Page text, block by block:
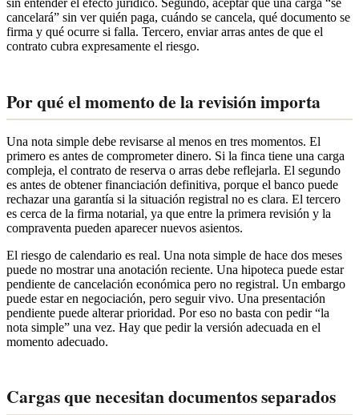
sin entender el efecto jurídico. Segundo, aceptar que una carga “se
cancelará” sin ver quién paga, cuándo se cancela, qué documento se
firma y qué ocurre si falla. Tercero, enviar arras antes de que el
contrato cubra expresamente el riesgo.
Por qué el momento de la revisión importa
Una nota simple debe revisarse al menos en tres momentos. El
primero es antes de comprometer dinero. Si la finca tiene una carga
compleja, el contrato de reserva o arras debe reflejarla. El segundo
es antes de obtener financiación definitiva, porque el banco puede
rechazar una garantía si la situación registral no es clara. El tercero
es cerca de la firma notarial, ya que entre la primera revisión y la
compraventa pueden aparecer nuevos asientos.
El riesgo de calendario es real. Una nota simple de hace dos meses
puede no mostrar una anotación reciente. Una hipoteca puede estar
pendiente de cancelación económica pero no registral. Un embargo
puede estar en negociación, pero seguir vivo. Una presentación
pendiente puede alterar prioridad. Por eso no basta con pedir “la
nota simple” una vez. Hay que pedir la versión adecuada en el
momento adecuado.
Cargas que necesitan documentos separados